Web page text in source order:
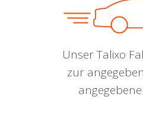
Unser Talixo
zur